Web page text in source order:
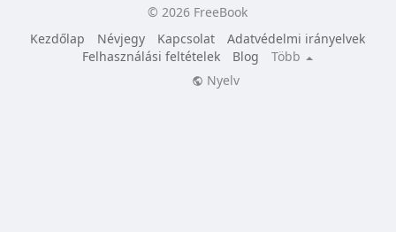
© 2026 FreeBook
Kezdőlap
Névjegy Kapcsolat
Adatvédelmi irányelvek
Felhasználási feltételek
Blog
Több
Nyelv